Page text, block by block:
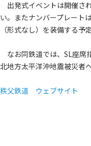
出発式イベントは開催さ
い。またナンバープレート
（形式なし）を装備する予定
なお同鉄道では、SL座席
北地方太平洋沖地震被災者
秩父鉄道 ウェブサイト